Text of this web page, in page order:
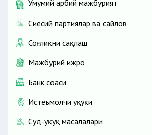
Умумий ҳарбий мажбурият
Сиёсий партиялар ва сайлов
Соғлиқни сақлаш
Мажбурий ижро
Банк соҳаси
Истеъмолчи ҳуқуқи
Суд-ҳуқуқ масалалари